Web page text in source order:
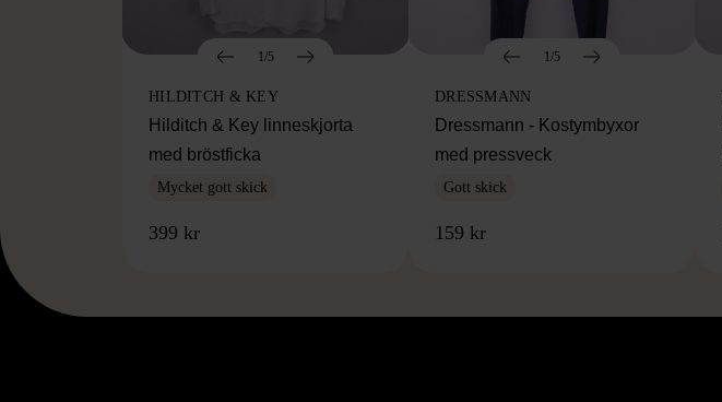
1/5
HILDITCH & KEY
Hilditch & Key linneskjorta
med bröstficka
Mycket gott skick
399 kr
1/5
DRESSMANN
Dressmann - Kostymbyxor
med pressveck
Gott skick
159 kr